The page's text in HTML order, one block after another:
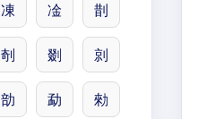
凍 凎 剒
剞 剟 剠
勏 勐 勑